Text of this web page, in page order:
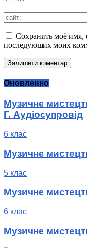
Сохранить моё имя,
последующих моих
Оновленно
Музичне
Г. Аудіосупровід
6 клас
Музичне
5 клас
Музичне
6 клас
Музичне